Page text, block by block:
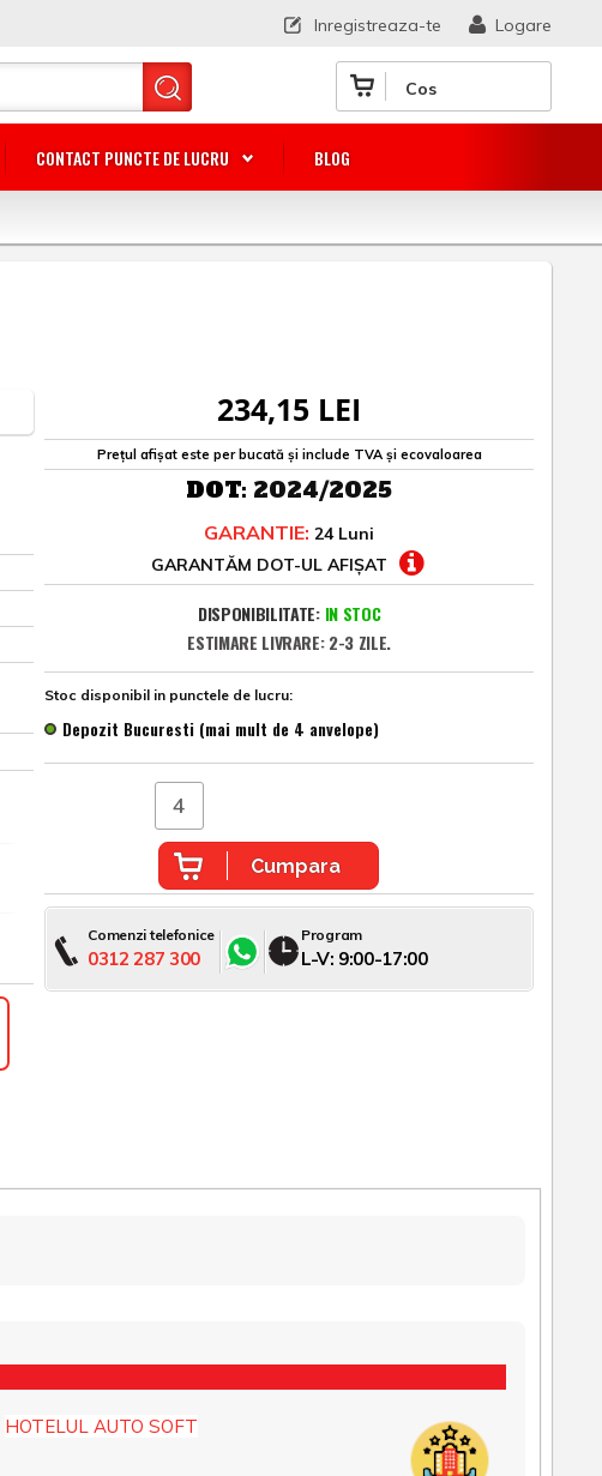
Cos
CONTACT PUNCTE DE LUCRU BLOG
Logare
Inregistreaza-te
234,15 LEI
Prețul afișat este per bucată și include TVA și ecovaloarea
DOT: 2024/2025
GARANTIE: 24 Luni
GARANTĂM DOT-UL AFIȘAT
DISPONIBILITATE: IN STOC
ESTIMARE LIVRARE: 2-3 ZILE.
Stoc disponibil in punctele de lucru:
Depozit Bucuresti (mai mult de 4 anvelope)
Cumpara
Comenzi telefonice
0312 287 300
Program
L-V: 9:00-17:00
HOTELUL AUTO SOFT